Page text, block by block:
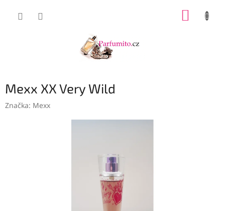
Mexx XX Very Wild
Značka: Mexx